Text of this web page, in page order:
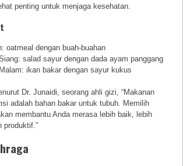
penting untuk menjaga kesehatan.
oatmeal dengan buah-buahan
salad sayur dengan dada ayam panggang
ikan bakar dengan sayur kukus
Dr. Junaidi, seorang ahli gizi, “Makanan
adalah bahan bakar untuk tubuh. Memilih
membantu Anda merasa lebih baik, lebih
produktif.”